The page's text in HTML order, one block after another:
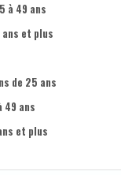
à 49 ans
ans et plus
de 25 ans
49 ans
et plus